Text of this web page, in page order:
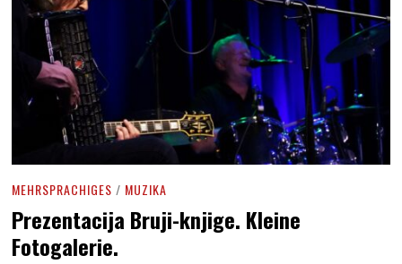
MEHRSPRACHIGES / MUZIKA
Prezentacija Bruji-knjige. Kleine
Fotogalerie.